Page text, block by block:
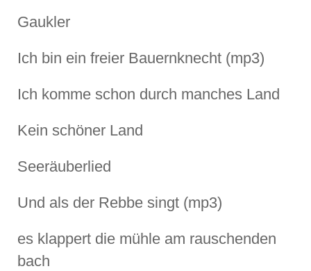
Gaukler
Ich bin ein freier Bauernknecht (mp3)
Ich komme schon durch manches Land
Kein schöner Land
Seeräuberlied
Und als der Rebbe singt (mp3)
es klappert die mühle am rauschenden
bach